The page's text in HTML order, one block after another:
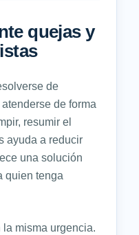
quejas y
de
de forma
resumir el
ayuda a reducir
una solución
quien tenga
misma urgencia.